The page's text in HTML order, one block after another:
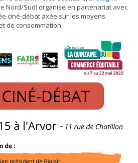
Nord/Sud) organise en partenariat avec
ciné-débat axée sur les moyens
de consommation.